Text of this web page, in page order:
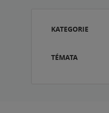
KATEGORIE
TÉMATA